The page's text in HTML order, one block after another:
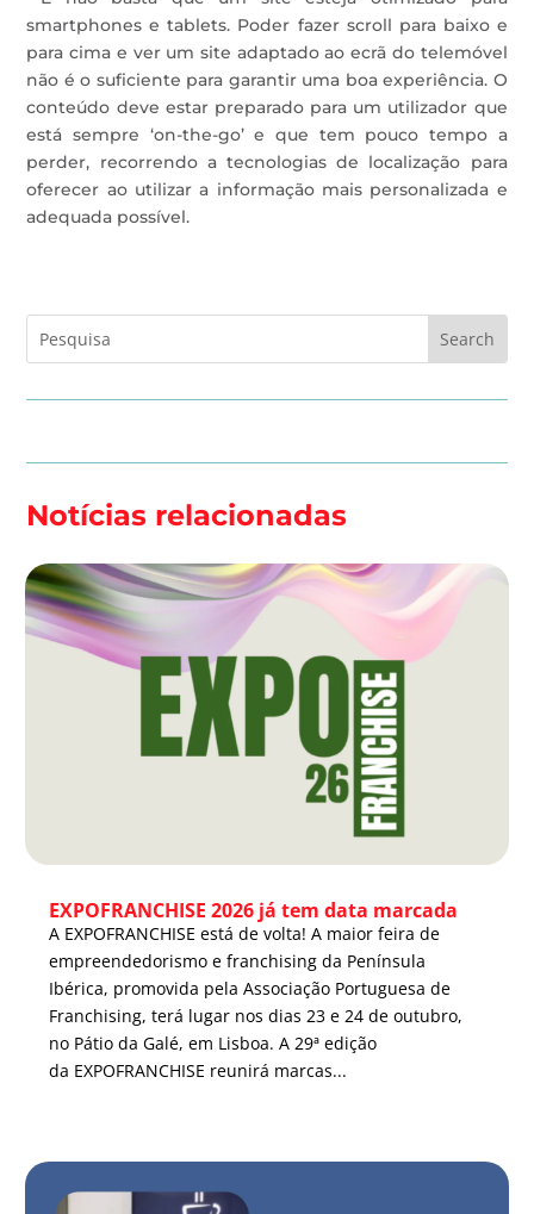
smartphones e tablets. Poder fazer scroll para baixo e
para cima e ver um site adaptado ao ecrã do telemóvel
não é o suficiente para garantir uma boa experiência. O
conteúdo deve estar preparado para um utilizador que
está sempre ‘on-the-go’ e que tem pouco tempo a
perder, recorrendo a tecnologias de localização para
oferecer ao utilizar a informação mais personalizada e
adequada possível.
Notícias relacionadas
EXPOFRANCHISE 2026 já tem data marcada
A EXPOFRANCHISE está de volta! A maior feira de
empreendedorismo e franchising da Península
Ibérica, promovida pela Associação Portuguesa de
Franchising, terá lugar nos dias 23 e 24 de outubro,
no Pátio da Galé, em Lisboa. A 29ª edição
da EXPOFRANCHISE reunirá marcas...